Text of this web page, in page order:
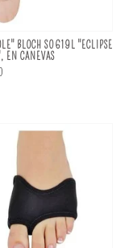
BLOCH S0619L "ECLIPSE
EN CANEVAS